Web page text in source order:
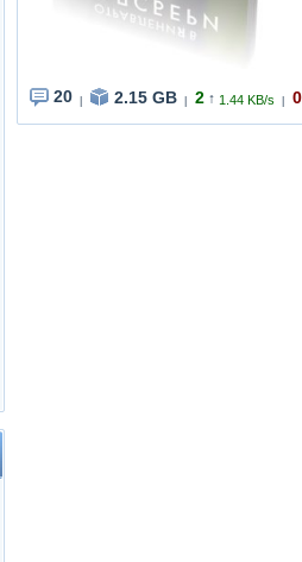
20 2.15 GB 2 ↑ 1.44 KB/s 0